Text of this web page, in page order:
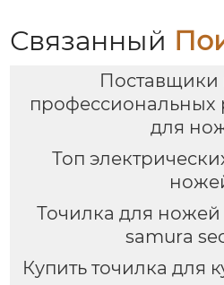
Связанный
Поставщики
профессиональных
для
Топ
Точилка для ножей
samura
Купить точилка для